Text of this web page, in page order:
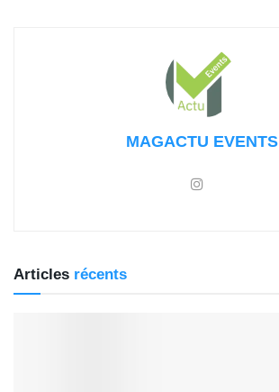
MAGACTU EVENTS
Articles récents